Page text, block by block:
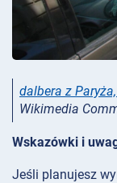
dalbera z
Wikimedia
Wskazówki i
Jeśli planujesz